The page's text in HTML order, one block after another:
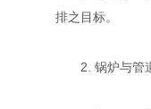
排之目标。
2. 锅炉与管道